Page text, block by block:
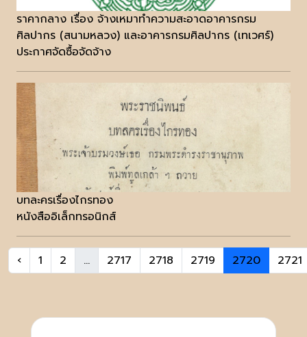
ราคากลาง เรื่อง จ้างเหมาทำความสะอาดอาคารกรม
ศิลปากร (สนามหลวง) และอาคารกรมศิลปากร (เทเวศร์)
ประกาศจัดซื้อจัดจ้าง
บทละครเรื่องไกรทอง
หนังสืออิเล็กทรอนิกส์
‹ 1 2 ... 2717 2718 2719 2720 2721